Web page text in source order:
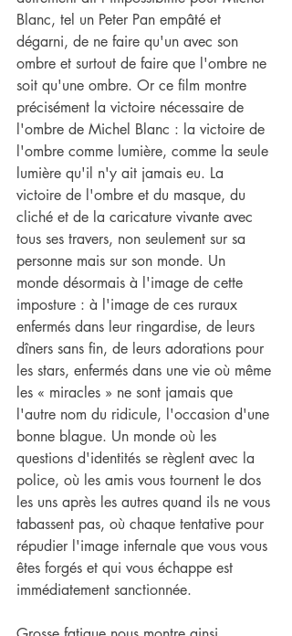
Blanc, tel un Peter Pan empâté et
dégarni, de ne faire qu'un avec son
ombre et surtout de faire que l'ombre ne
soit qu'une ombre. Or ce film montre
précisément la victoire nécessaire de
l'ombre de Michel Blanc : la victoire de
l'ombre comme lumière, comme la seule
lumière qu'il n'y ait jamais eu. La
victoire de l'ombre et du masque, du
cliché et de la caricature vivante avec
tous ses travers, non seulement sur sa
personne mais sur son monde. Un
monde désormais à l'image de cette
imposture : à l'image de ces ruraux
enfermés dans leur ringardise, de leurs
dîners sans fin, de leurs adorations pour
les stars, enfermés dans une vie où même
les « miracles » ne sont jamais que
l'autre nom du ridicule, l'occasion d'une
bonne blague. Un monde où les
questions d'identités se règlent avec la
police, où les amis vous tournent le dos
les uns après les autres quand ils ne vous
tabassent pas, où chaque tentative pour
répudier l'image infernale que vous vous
êtes forgés et qui vous échappe est
immédiatement sanctionnée.